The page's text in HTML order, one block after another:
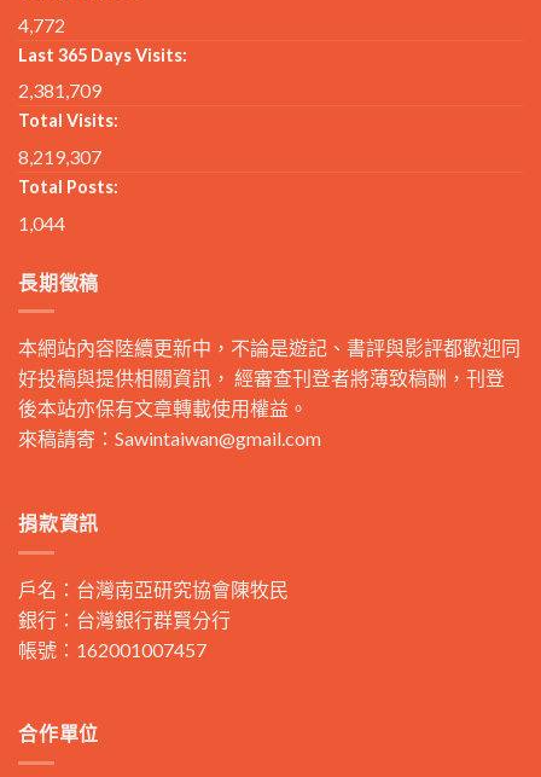
4,772
Last 365 Days Visits:
2,381,709
Total Visits:
8,219,307
Total Posts:
1,044
長期徵稿
本網站內容陸續更新中，不論是遊記、書評與影評都歡迎同
好投稿與提供相關資訊， 經審查刊登者將薄致稿酬，刊登
後本站亦保有文章轉載使用權益。
來稿請寄： Sawintaiwan@gmail.com
捐款資訊
戶名：台灣南亞研究協會陳牧民
銀行：台灣銀行群賢分行
帳號：162001007457
合作單位